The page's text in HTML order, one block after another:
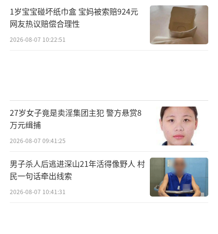
1岁宝宝碰坏纸巾盒 宝妈被索赔924元
网友热议赔偿合理性
2026-08-07 10:22:51
27岁女子竟是卖淫集团主犯 警方悬赏8
万元缉捕
2026-08-07 09:41:25
男子杀人后逃进深山21年活得像野人 村
民一句话牵出线索
2026-08-07 10:41:31